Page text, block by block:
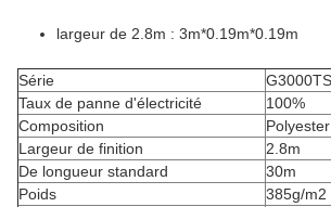
largeur de 2.8m : 3m*0.19m*0.19m
Série
G3000TS
Taux de panne d'électricité
100%
Composition
Largeur de finition
2.8m
De longueur standard
30m
Poids
385g/m2